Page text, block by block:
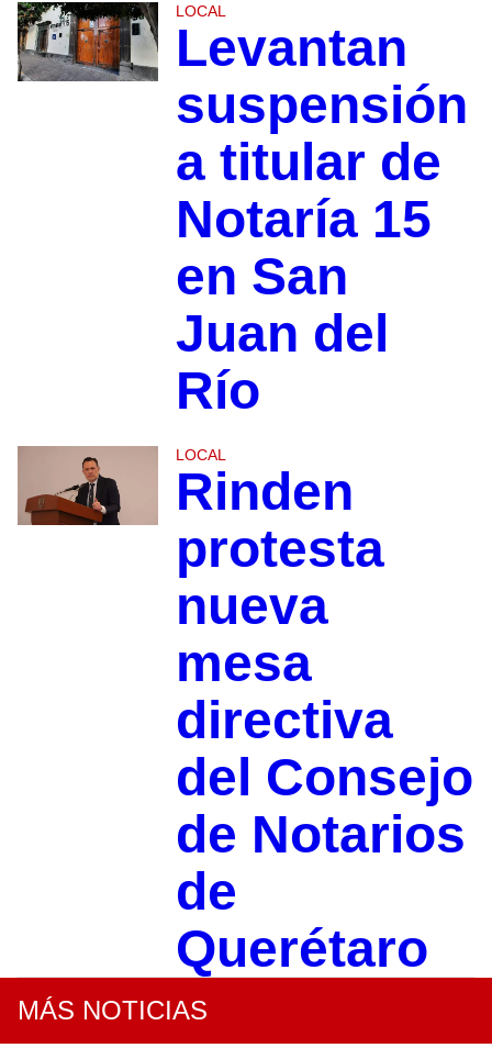
LOCAL
Levantan
suspensión
a titular de
Notaría 15
en San
Juan del
Río
LOCAL
Rinden
protesta
nueva
mesa
directiva
del Consejo
de Notarios
de
Querétaro
MÁS NOTICIAS